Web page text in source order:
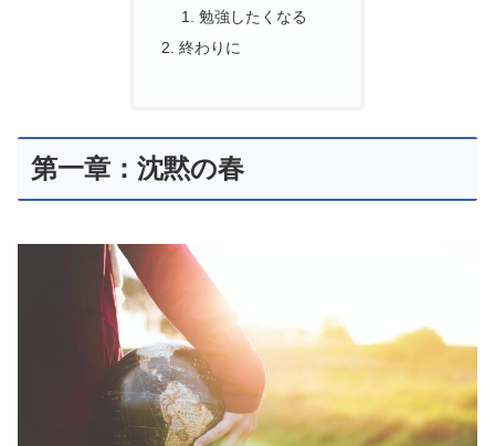
勉強したくなる
終わりに
第一章：沈黙の春